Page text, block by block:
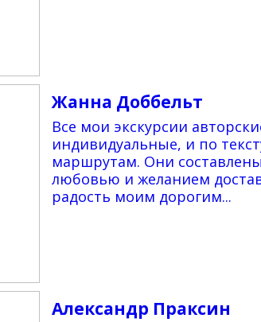
Жанна Доббельт
Все мои экскурсии
индивидуальные, и по
маршрутам. Они
любовью и желанием
радость моим дорогим...
Александр Праксин